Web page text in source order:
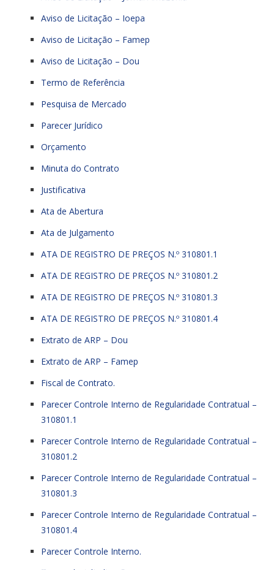
Aviso de Licitação – Ioepa
Aviso de Licitação – Famep
Aviso de Licitação – Dou
Termo de Referência
Pesquisa de Mercado
Parecer Jurídico
Orçamento
Minuta do Contrato
Justificativa
Ata de Abertura
Ata de Julgamento
ATA DE REGISTRO DE PREÇOS N.º 310801.1
ATA DE REGISTRO DE PREÇOS N.º 310801.2
ATA DE REGISTRO DE PREÇOS N.º 310801.3
ATA DE REGISTRO DE PREÇOS N.º 310801.4
Extrato de ARP – Dou
Extrato de ARP – Famep
Fiscal de Contrato.
Parecer Controle Interno de Regularidade Contratual –
310801.1
Parecer Controle Interno de Regularidade Contratual –
310801.2
Parecer Controle Interno de Regularidade Contratual –
310801.3
Parecer Controle Interno de Regularidade Contratual –
310801.4
Parecer Controle Interno.